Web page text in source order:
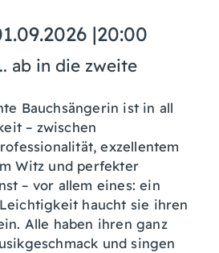
|20:00
ab in die zweite
Bauchsängerin ist in all
– zwischen
exzellentem
Witz und perfekter
– vor allem eines: ein
haucht sie ihren
Alle haben ihren ganz
und singen